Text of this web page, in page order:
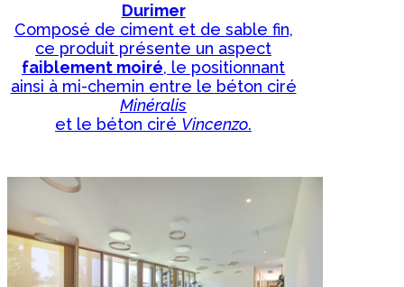
Durimer
Composé de ciment et de sable fin,
ce produit présente un aspect
faiblement moiré, le positionnant
ainsi à mi-chemin entre le béton ciré
Minéralis
et le béton ciré Vincenzo.